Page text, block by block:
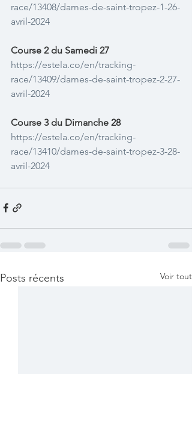
race/13408/dames-de-saint-tropez-1-26-
avril-2024
Course 2 du Samedi 27
https://estela.co/en/tracking-
race/13409/dames-de-saint-tropez-2-27-
avril-2024
Course 3 du Dimanche 28
https://estela.co/en/tracking-
race/13410/dames-de-saint-tropez-3-28-
avril-2024
Posts récents Voir tout